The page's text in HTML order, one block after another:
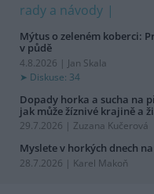
rady a návody
Mýtus o zeleném koberci:
v půdě
4.8.2026 | Jan Skala
Diskuse: 34
Dopady horka a sucha na
jak může žíznivé krajině a
29.7.2026 | Zuzana Kučerová
Myslete v horkých dnech
28.7.2026 | Karel Makoň